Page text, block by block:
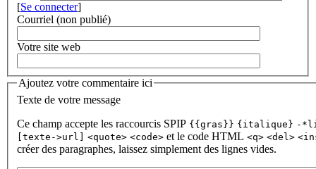
[Se connecter]
Courriel (non publié)
Votre site web
Ajoutez votre commentaire ici
Texte de votre message
Ce champ accepte les raccourcis SPIP {{gras}} {italique} -
[texte->url] <quote> <code> et le code HTML <q> <del>
créer des paragraphes, laissez simplement des lignes vides.